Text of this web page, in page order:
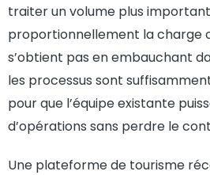
traiter un volume plus
proportionnellement la charge
s’obtient pas en embauchant
les processus sont
pour que l’équipe existante
d’opérations sans perdre le
Une plateforme de tourisme